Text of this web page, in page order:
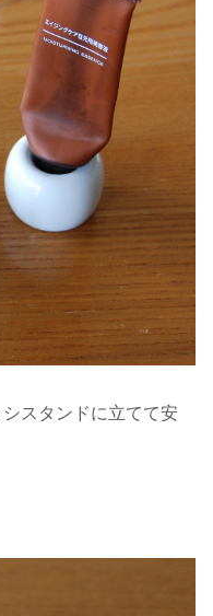
スタンドに立てて安